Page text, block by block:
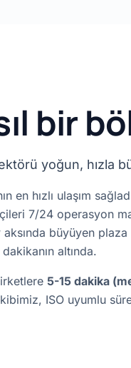
bir
yoğun, hızla
hızlı ulaşım
7/24 operasyon
büyüyen
altında.
5-15 dakika
ISO uyumlu